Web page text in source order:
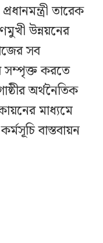
তারেক
উন্নয়নের
সব
সম্পৃক্ত করতে
অর্থনৈতিক
মাধ্যমে
বাস্তবায়ন